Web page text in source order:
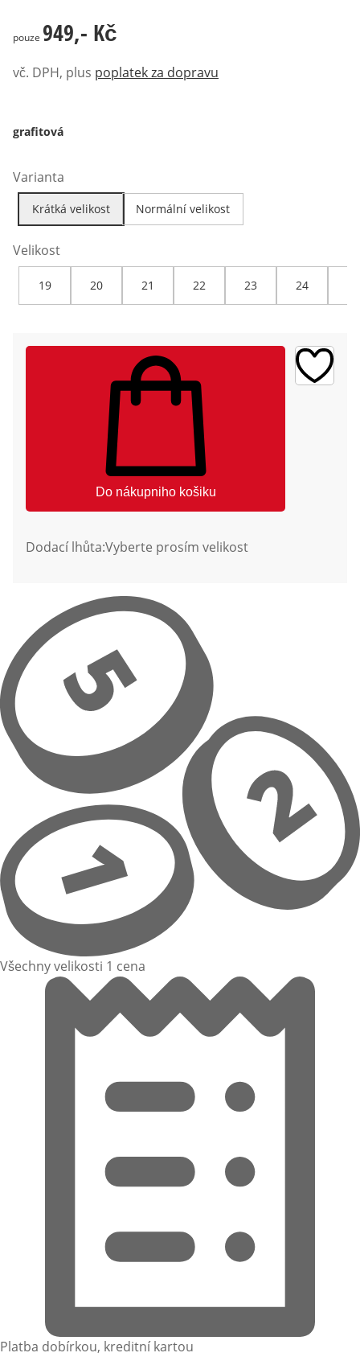
949,- Kč
pouze 949,- Kč
vč. DPH, plus poplatek za dopravu
grafitová
Varianta
Krátká velikost Normální velikost
Velikost
19 20 21 22 23 24
Do nákupniho košiku
Dodací lhůta:Vyberte prosím velikost
Všechny velikosti 1 cena
Platba dobírkou, kreditní kartou